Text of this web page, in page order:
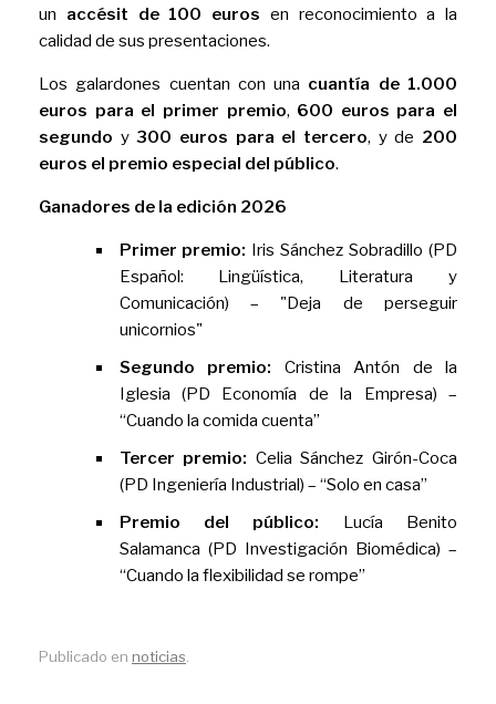
un accésit de 100 euros en reconocimiento a la
calidad de sus presentaciones.
Los galardones cuentan con una cuantía de 1.000
euros para el primer premio, 600 euros para el
segundo y300 euros para el tercero, y de 200
euros el premio especial del público.
Ganadores de la edición 2026
Primer premio: Iris Sánchez Sobradillo (PD
Español: Lingüística, Literatura y
Comunicación) – "Deja de perseguir
unicornios"
Segundo premio: Cristina Antón de la
Iglesia (PD Economía de la Empresa) –
“Cuando la comida cuenta”
Tercer premio: Celia Sánchez Girón-Coca
(PD Ingeniería Industrial) – “Solo en casa”
Premio del público: Lucía Benito
Salamanca (PD Investigación Biomédica) –
“Cuando la flexibilidad se rompe”
Publicado en noticias.